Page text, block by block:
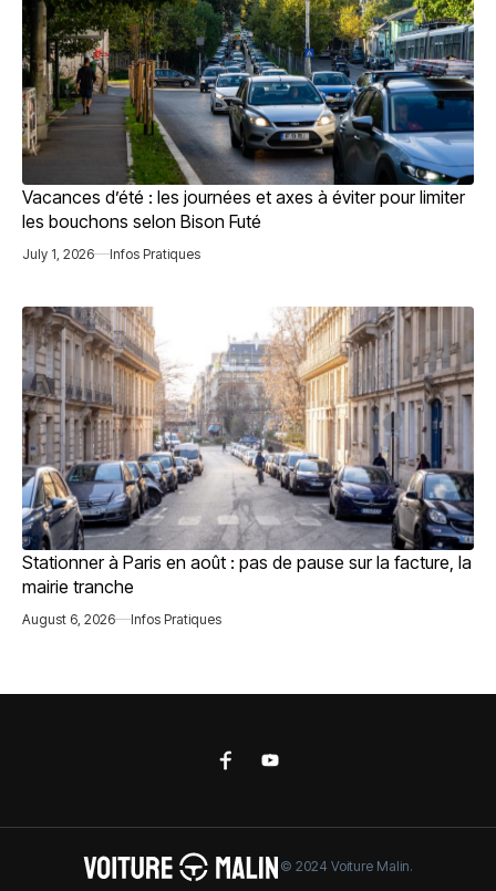
Vacances d’été : les journées et axes à éviter pour limiter
les bouchons selon Bison Futé
July 1, 2026 Infos Pratiques
Stationner à Paris en août : pas de pause sur la facture, la
mairie tranche
August 6, 2026 Infos Pratiques
© 2024 Voiture Malin.